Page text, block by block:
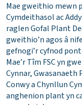
Mae gweithio mewn
Cymdeithasol ac
raglen Gofal Plant
gweithio’n agos â
gefnogi’r cyfnod
Mae’r Tîm FSC yn
Cynnar,
Conwy a Chynllun
anghenion plant yn